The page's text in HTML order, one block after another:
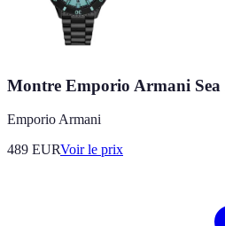
Montre Emporio Armani
Emporio Armani
489 EURVoir le prix